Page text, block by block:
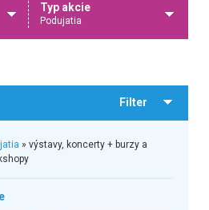
Typ akcie
Podujatia
Filter
» výstavy, koncerty + burzy a